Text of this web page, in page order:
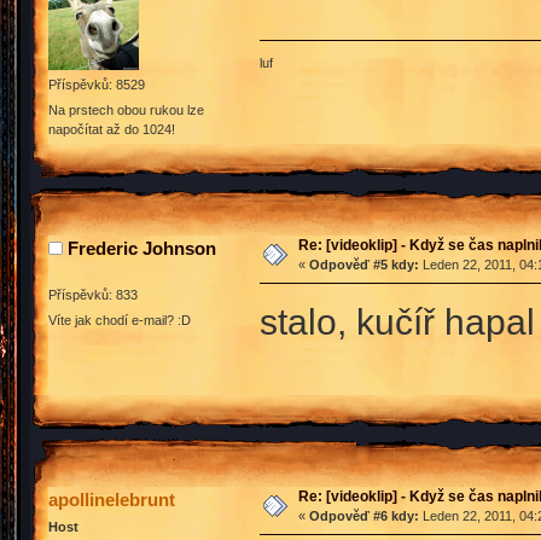
Příspěvků: 8529
Na prstech obou rukou lze
napočítat až do 1024!
luf
Frederic Johnson
Příspěvků: 833
Víte jak chodí e-mail? :D
Re: [videoklip] - Když se čas
« Odpověď #5 kdy: Leden 22, 2011,
stalo, kučíř
apollinelebrunt
Host
Re: [videoklip] - Když se čas
« Odpověď #6 kdy: Leden 22, 2011,